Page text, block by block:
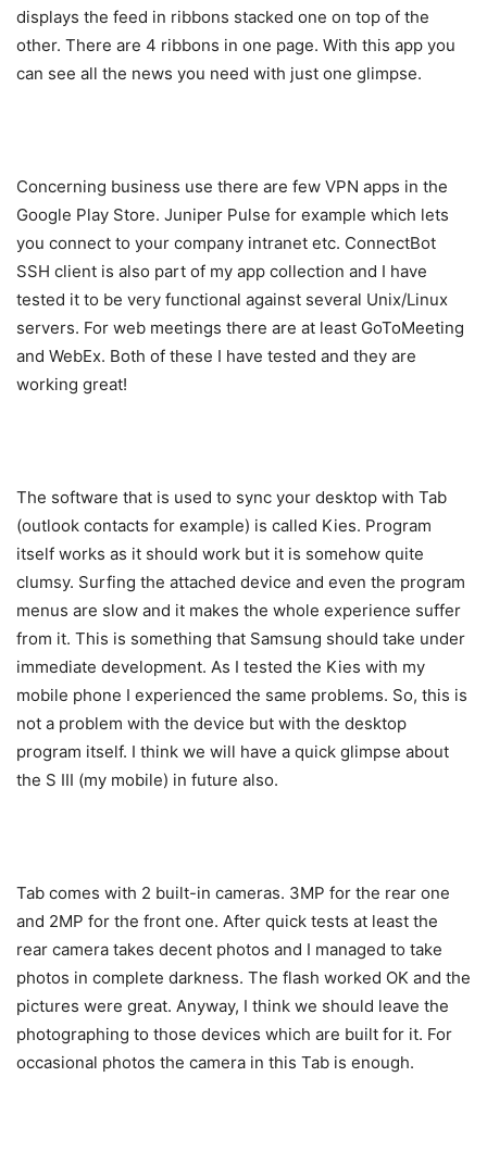
displays the feed in ribbons stacked one on top of the
other. There are 4 ribbons in one page. With this app you
can see all the news you need with just one glimpse.
Concerning business use there are few VPN apps in the
Google Play Store. Juniper Pulse for example which lets
you connect to your company intranet etc. ConnectBot
SSH client is also part of my app collection and I have
tested it to be very functional against several Unix/Linux
servers. For web meetings there are at least GoToMeeting
and WebEx. Both of these I have tested and they are
working great!
The software that is used to sync your desktop with Tab
(outlook contacts for example) is called Kies. Program
itself works as it should work but it is somehow quite
clumsy. Surfing the attached device and even the program
menus are slow and it makes the whole experience suffer
from it. This is something that Samsung should take under
immediate development. As I tested the Kies with my
mobile phone I experienced the same problems. So, this is
not a problem with the device but with the desktop
program itself. I think we will have a quick glimpse about
the S III (my mobile) in future also.
Tab comes with 2 built-in cameras. 3MP for the rear one
and 2MP for the front one. After quick tests at least the
rear camera takes decent photos and I managed to take
photos in complete darkness. The flash worked OK and the
pictures were great. Anyway, I think we should leave the
photographing to those devices which are built for it. For
occasional photos the camera in this Tab is enough.